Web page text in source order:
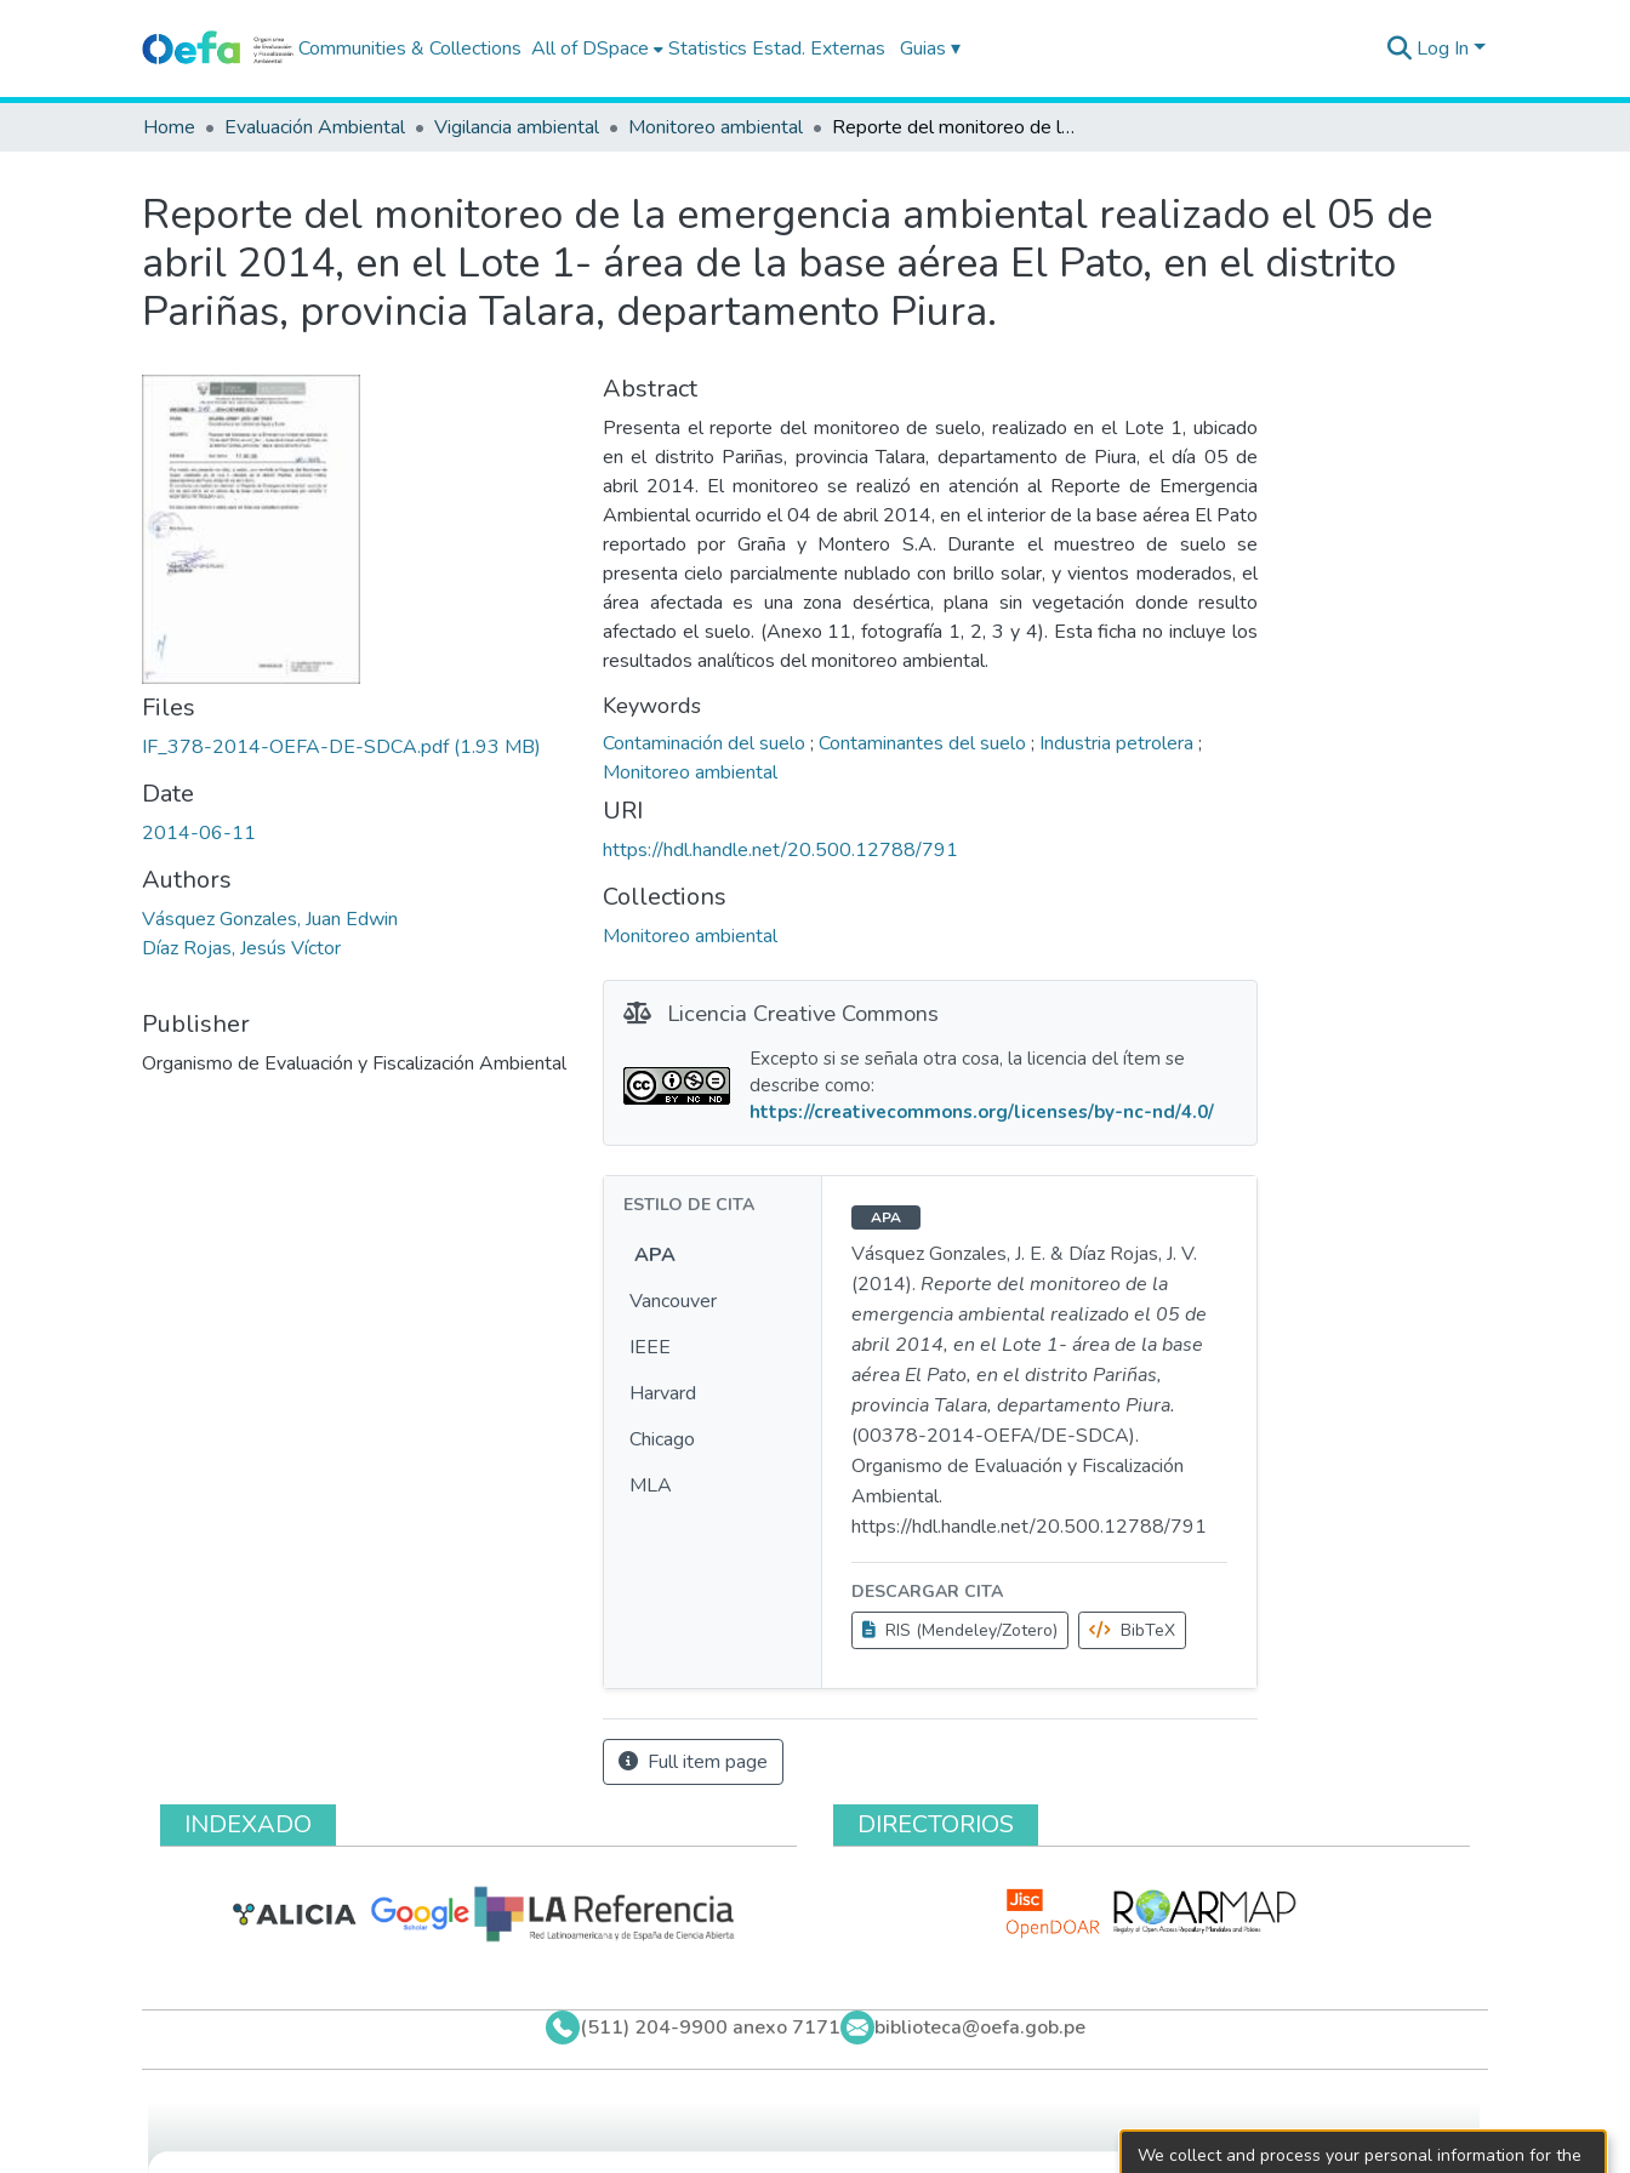
Communities & Collections All of DSpace Statistics Estad. Externas Guias ▾ Log In
Home Evaluación Ambiental Vigilancia ambiental Monitoreo ambiental Reporte del monitoreo de la emergencia ambiental realizado el 05 de abril 2014, en el Lote 1- área de la base aérea El Pato, en el distrito Pariñas, provincia Talara, departamento Piura.
Reporte del monitoreo de la emergencia ambiental realizado el 05 de
abril 2014, en el Lote 1- área de la base aérea El Pato, en el distrito
Pariñas, provincia Talara, departamento Piura.
Files
IF_378-2014-OEFA-DE-SDCA.pdf(1.93 MB)
Date
2014-06-11
Authors
Vásquez Gonzales, Juan Edwin
Díaz Rojas, Jesús Víctor
Publisher
Organismo de Evaluación y Fiscalización Ambiental
Abstract
Presenta el reporte del monitoreo de suelo, realizado en el Lote 1, ubicado
en el distrito Pariñas, provincia Talara, departamento de Piura, el día 05 de
abril 2014. El monitoreo se realizó en atención al Reporte de Emergencia
Ambiental ocurrido el 04 de abril 2014, en el interior de la base aérea El Pato
reportado por Graña y Montero S.A. Durante el muestreo de suelo se
presenta cielo parcialmente nublado con brillo solar, y vientos moderados, el
área afectada es una zona desértica, plana sin vegetación donde resulto
afectado el suelo. (Anexo 11, fotografía 1, 2, 3 y 4). Esta ficha no incluye los
resultados analíticos del monitoreo ambiental.
Keywords
Contaminación del suelo ; Contaminantes del suelo ; Industria petrolera ;
Monitoreo ambiental
URI
https://hdl.handle.net/20.500.12788/791
Collections
Monitoreo ambiental
Licencia Creative Commons
Excepto si se señala otra cosa, la licencia del ítem se
describe como:
https://creativecommons.org/licenses/by-nc-nd/4.0/
ESTILO DE CITA
APA
Vancouver
IEEE
Harvard
Chicago
MLA
APA
Vásquez Gonzales, J. E. & Díaz Rojas, J. V.
(2014). Reporte del monitoreo de la
emergencia ambiental realizado el 05 de
abril 2014, en el Lote 1- área de la base
aérea El Pato, en el distrito Pariñas,
provincia Talara, departamento Piura.
(00378-2014-OEFA/DE-SDCA).
Organismo de Evaluación y Fiscalización
Ambiental.
https://hdl.handle.net/20.500.12788/791
DESCARGAR CITA
RIS (Mendeley/Zotero)
BibTeX
Full item page
INDEXADO DIRECTORIOS
(511) 204-9900 anexo 7171 biblioteca@oefa.gob.pe
We collect and process your personal information for the